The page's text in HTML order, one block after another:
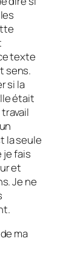
texte
sens.
si la
était
la seule
je fais
et
Je ne
ma